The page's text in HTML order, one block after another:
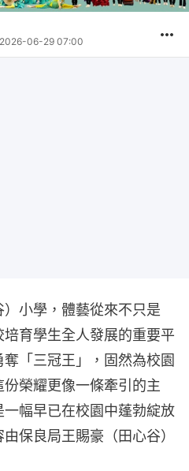
2026-06-29 07:00
小學，體藝從來不只是
培育學生全人發展的重要平
「三冠王」，固然為校園
榮耀更像一條牽引的主
幅早已在校園中蓬勃綻放
保良局王賜豪（田心谷）